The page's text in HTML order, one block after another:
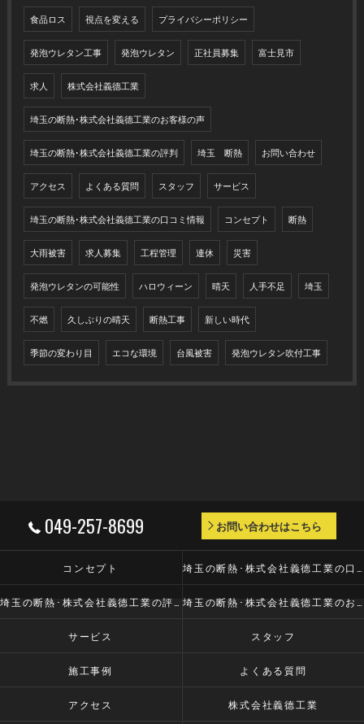
食品ロス 視点を変える プライバシーポリシー
発泡ウレタン工事 発泡ウレタン 正社員募集 富士見市
求人 株式会社義德工業
埼玉の断熱･株式会社義德工業のお客様の声
埼玉の断熱･株式会社義德工業の評判 埼玉 断熱 お問い合わせ
アクセス よくある質問 スタッフ サービス
埼玉の断熱･株式会社義德工業の口コミ情報 コンセプト 断熱
大雨被害 求人募集 工程管理 連休 災害
発泡ウレタンの可能性 ハロウィーン 晴天 人手不足 埼玉
不燃 久しぶりの晴天 断熱工事 新しい時代
季節の変わり目 エコな環境 台風被害 発泡ウレタン吹付工事
049-257-8699 お問い合わせはこちら
コンセプト
サービス スタッフ
施工事例 よくある質問
アクセス 株式会社義德工業